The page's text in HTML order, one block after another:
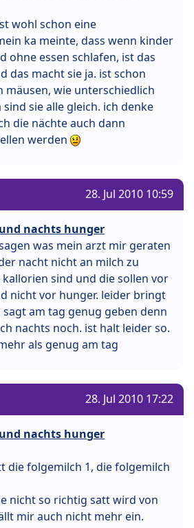
wohl schon eine
ka meinte, dass wenn kinder
ohne essen schlafen, ist das
das macht sie ja. ist schon
mäusen, wie unterschiedlich
sie alle gleich. ich denke
die nächte auch dann
werden
28. Jul 2010 10:59
nachts hunger
was mein arzt mir geraten
nacht nicht an milch zu
sind und die sollen vor
nicht vor hunger. leider bringt
am tag genug geben denn
nachts noch. ist halt leider so.
als genug am tag
28. Jul 2010 17:22
nachts hunger
die folgemilch 1, die folgemilch
nicht so richtig satt wird von
mir auch nicht mehr ein.